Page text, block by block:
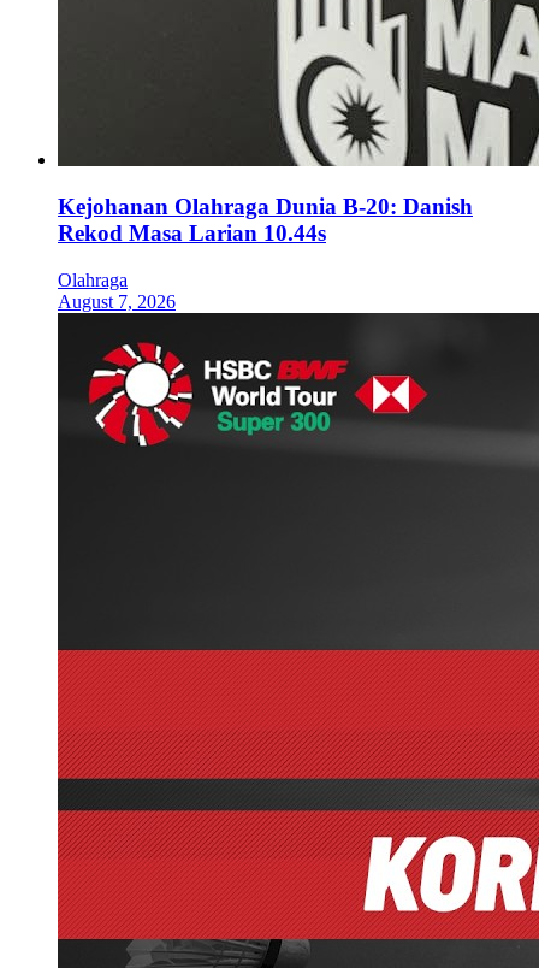
Kejohanan Olahraga Dunia B-20: Danish
Rekod Masa Larian 10.44s
Olahraga
August 7, 2026